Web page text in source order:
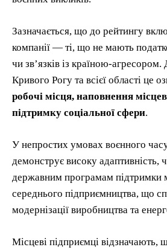
Зазначається, що до рейтингу
компанії — ті, що не мають
чи зв’язків із країною-
Кривого Рогу та всієї області це
робочі місця, наповнення
підтримку соціальної сфери.
У непростих умовах воєнного
демонструє високу адаптивність,
державним програмам підтримки
середнього підприємництва, що
модернізації виробництва та
Місцеві підприємці відзначають,